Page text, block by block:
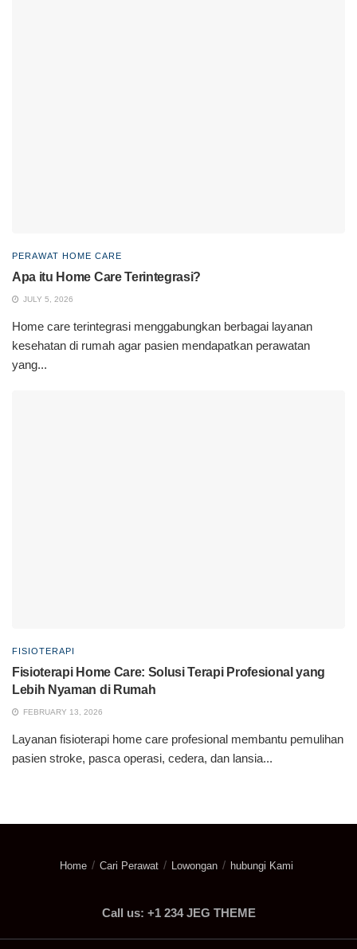
PERAWAT HOME CARE
Apa itu Home Care Terintegrasi?
JULY 5, 2026
Home care terintegrasi menggabungkan berbagai layanan
kesehatan di rumah agar pasien mendapatkan perawatan
yang...
FISIOTERAPI
Fisioterapi Home Care: Solusi Terapi Profesional yang
Lebih Nyaman di Rumah
FEBRUARY 13, 2026
Layanan fisioterapi home care profesional membantu pemulihan
pasien stroke, pasca operasi, cedera, dan lansia...
Home Cari Perawat Lowongan hubungi Kami
Call us: +1 234 JEG THEME